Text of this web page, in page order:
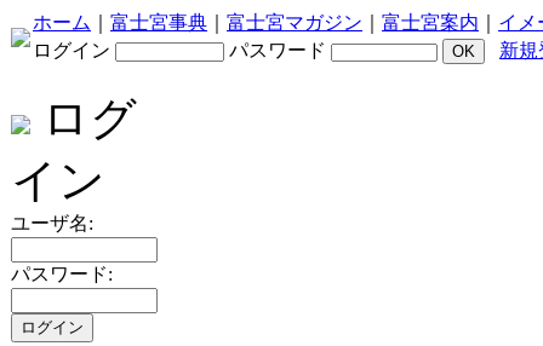
ホーム 富士宮事典 富士宮マガジン 富士宮案内
イメ
ログイン
パスワード 新規
ログ
イン
ユーザ名:
パスワード: